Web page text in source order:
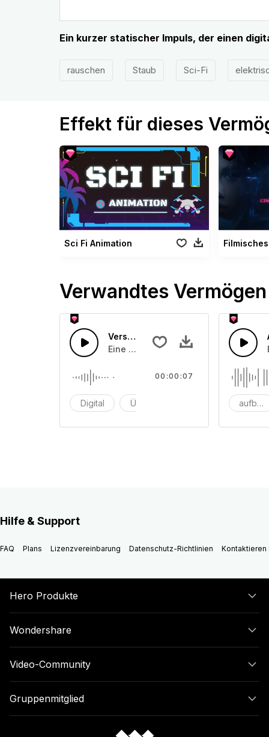
Ein kurzer statischer Impuls, der einen
rauschen Staub Sci-Fi
Effekt für dieses
Sci Fi Animation
Verwandtes Vermögen
Verstreutes Piepen
Eine Anzahl digitaler Dateien wird
Digital Übertragung elektrisches Rauschen
00:00:07
aufbau
Hilfe & Support
FAQ Plans Lizenzvereinbarung Datenschutz-Richtlinien Kontaktieren
Hero Produkte
Wondershare
Video-Community
Gruppenmitglied